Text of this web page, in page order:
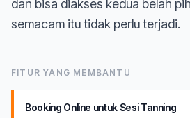
dan bisa diakses kedua belah
semacam itu tidak perlu terjadi.
FITUR YANG MEMBANTU
Booking Online untuk Sesi Tanning